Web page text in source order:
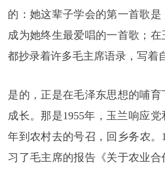
的：她这辈子学会的第一首歌
成为她终生最爱唱的一首歌；
都抄录着许多毛主席语录，写
是的，正是在毛泽东思想的哺
成长。那是1955年，玉兰响应
年到农村去的号召，回乡务农。
习了毛主席的报告《关于农业